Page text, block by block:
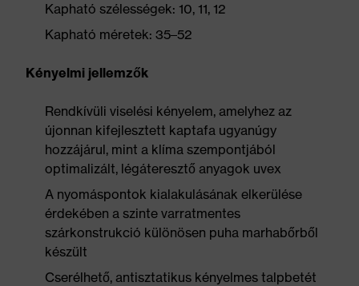
Kapható szélességek: 10, 11, 12
Kapható méretek: 35–52
Kényelmi jellemzők
Rendkívüli viselési kényelem, amelyhez az
újonnan kifejlesztett kaptafa ugyanúgy
hozzájárul, mint a klíma szempontjából
optimalizált, légáteresztő anyagok uvex
A nyomáspontok kialakulásának elkerülése
érdekében a szinte varratmentes
szárkonstrukció különösen puha marhabőrből
készült
Cserélhető, antisztatikus kényelmes talpbetét